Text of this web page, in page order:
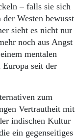
– falls sie sich
Westen bewusst
sieht es nicht nur
noch aus Angst
mentalen
seit der
zum
Vertrautheit mit
indischen Kultur
ein gegenseitiges